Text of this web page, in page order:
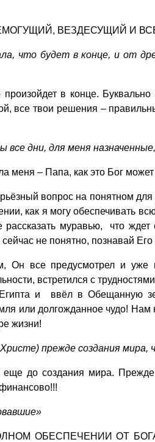
ВЕЗДЕСУЩИЙ И
что будет в конце, и от
в конце. Буквально
все твои решения –
все дни, для меня
меня – Папа, как это Бог
вопрос на понятном
как я могу обеспечивать
рассказать муравью, что
не понятно, познавай Его
все предусмотрел и уже
встретился с
и ввёл в Обещанную
или долгожданное чудо! Нам
жизни!
прежде создания
до создания мира.
ОБЕСПЕЧЕНИИ ОТ